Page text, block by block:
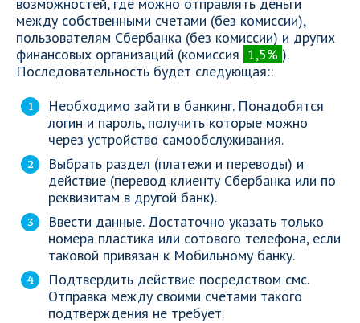
между собственными счетами (без комиссии),
пользователям Сбербанка (без комиссии) и других
финансовых организаций (комиссия 1,5% ).
Последовательность будет следующая::
Необходимо зайти в банкинг. Понадобятся
логин и пароль, получить которые можно
через устройство самообслуживания.
Выбрать раздел (платежи и переводы) и
действие (перевод клиенту Сбербанка или по
реквизитам в другой банк).
Ввести данные. Достаточно указать только
номера пластика или сотового телефона, если
таковой привязан к Мобильному банку.
Подтвердить действие посредством смс.
Отправка между своими счетами такого
подтверждения не требует.